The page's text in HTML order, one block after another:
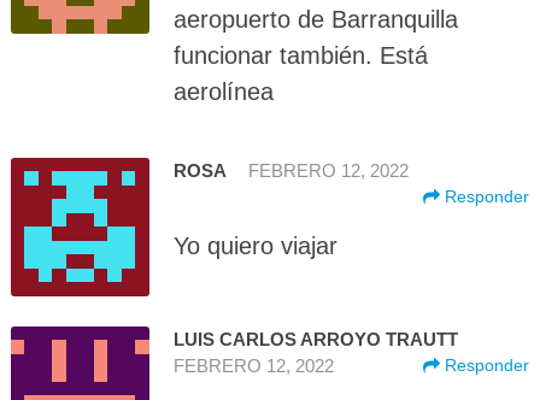
aeropuerto de Barranquilla
funcionar también. Está
aerolínea
ROSA FEBRERO 12, 2022
Responder
Yo quiero viajar
LUIS CARLOS ARROYO TRAUTT
FEBRERO 12, 2022
Responder